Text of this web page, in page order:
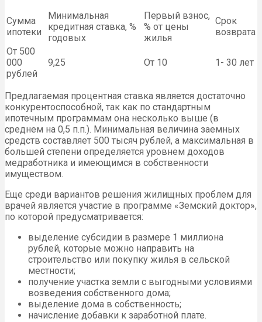
Сумма
ипотеки
Минимальная
кредитная ставка, %
годовых
Первый взнос,
% от цены
жилья
Срок
возврата
От 500
000
рублей
9,25 От 10 1- 30 лет
Предлагаемая процентная ставка является достаточно
конкурентоспособной, так как по стандартным
ипотечным программам она несколько выше (в
среднем на 0,5 п.п.). Минимальная величина заемных
средств составляет 500 тысяч рублей, а максимальная в
большей степени определяется уровнем доходов
медработника и имеющимся в собственности
имуществом.
Еще среди вариантов решения жилищных проблем для
врачей является участие в программе «Земский доктор»,
по которой предусматривается:
выделение субсидии в размере 1 миллиона
рублей, которые можно направить на
строительство или покупку жилья в сельской
местности;
получение участка земли с выгодными условиями
возведения собственного дома;
выделение дома в собственность;
начисление добавки к заработной плате.